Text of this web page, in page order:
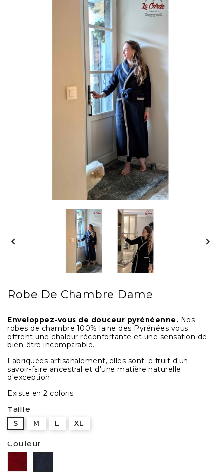
 
Robe De Chambre Dame
Enveloppez-vous de douceur pyrénéenne. Nos
robes de chambre 100% laine des Pyrénées vous
offrent une chaleur réconfortante et une sensation de
bien-être incomparable.
Fabriquées artisanalement, elles sont le fruit d'un
savoir-faire ancestral et d'une matière naturelle
d'exception.
Existe en 2 coloris
Taille
S M L XL
Couleur
Rouge